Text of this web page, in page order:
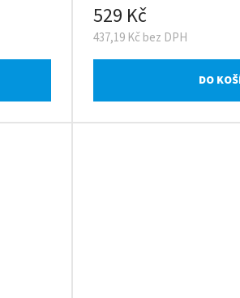
437,19 Kč bez DPH
529 Kč
DO